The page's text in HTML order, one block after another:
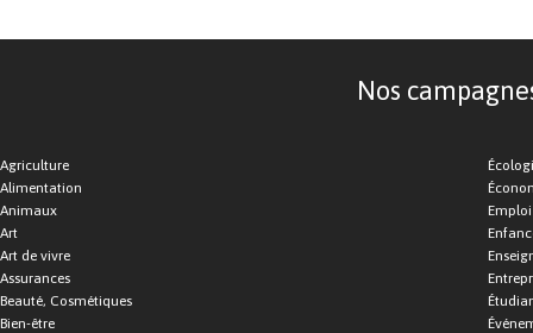
Nos
Agriculture
Alimentation
Animaux
Art
Art de vivre
Assurances
Beauté, Cosmétiques
Bien-être
Emploi